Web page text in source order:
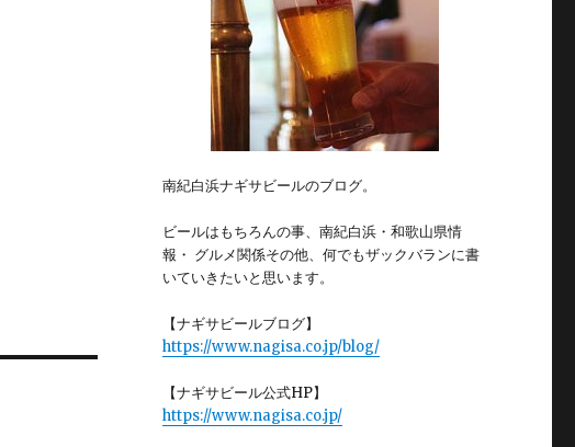
南紀白浜ナギサビールのブログ。
ビールはもちろんの事、南紀白浜・和歌山県情
報・ グルメ関係その他、何でもザックバランに書
いていきたいと思います。
【ナギサビールブログ】
https://www.nagisa.co.jp/blog/
【ナギサビール公式HP】
https://www.nagisa.co.jp/